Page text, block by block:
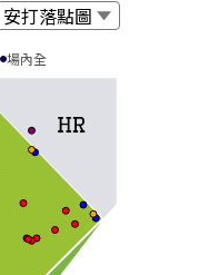
場內全